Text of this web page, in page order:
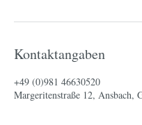
Kontaktangaben
+49 (0)981 46630520
Margeritenstraße 12, Ansbach,